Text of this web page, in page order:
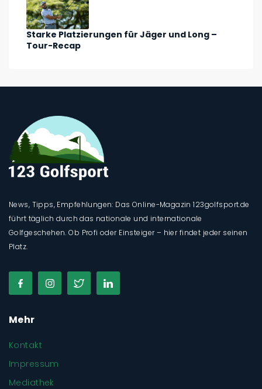
Starke Platzierungen für Jäger und Long –
Tour-Recap
News, Tipps, Empfehlungen: Das Online-Magazin 123golfsport.de
führt täglich durch das nationale und internationale
Golfgeschehen. Ob Profi oder Einsteiger – hier findet jeder seinen
Platz.
Mehr
Kontakt
Impressum
Mediathek